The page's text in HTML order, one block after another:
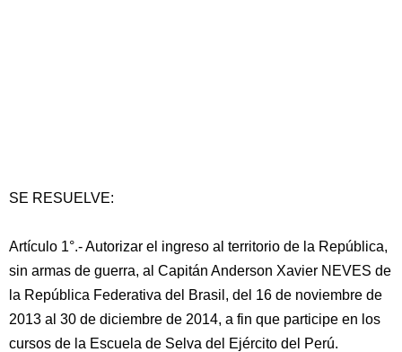
SE RESUELVE:
Artículo 1°.- Autorizar el ingreso al territorio de la República,
sin armas de guerra, al Capitán Anderson Xavier NEVES de
la República Federativa del Brasil, del 16 de noviembre de
2013 al 30 de diciembre de 2014, a fin que participe en los
cursos de la Escuela de Selva del Ejército del Perú.